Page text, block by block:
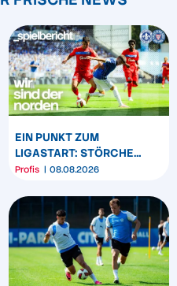
EIN PUNKT ZUM
LIGASTART: STÖRCHE
SPIELEN REMIS IN
Profis 08.08.2026